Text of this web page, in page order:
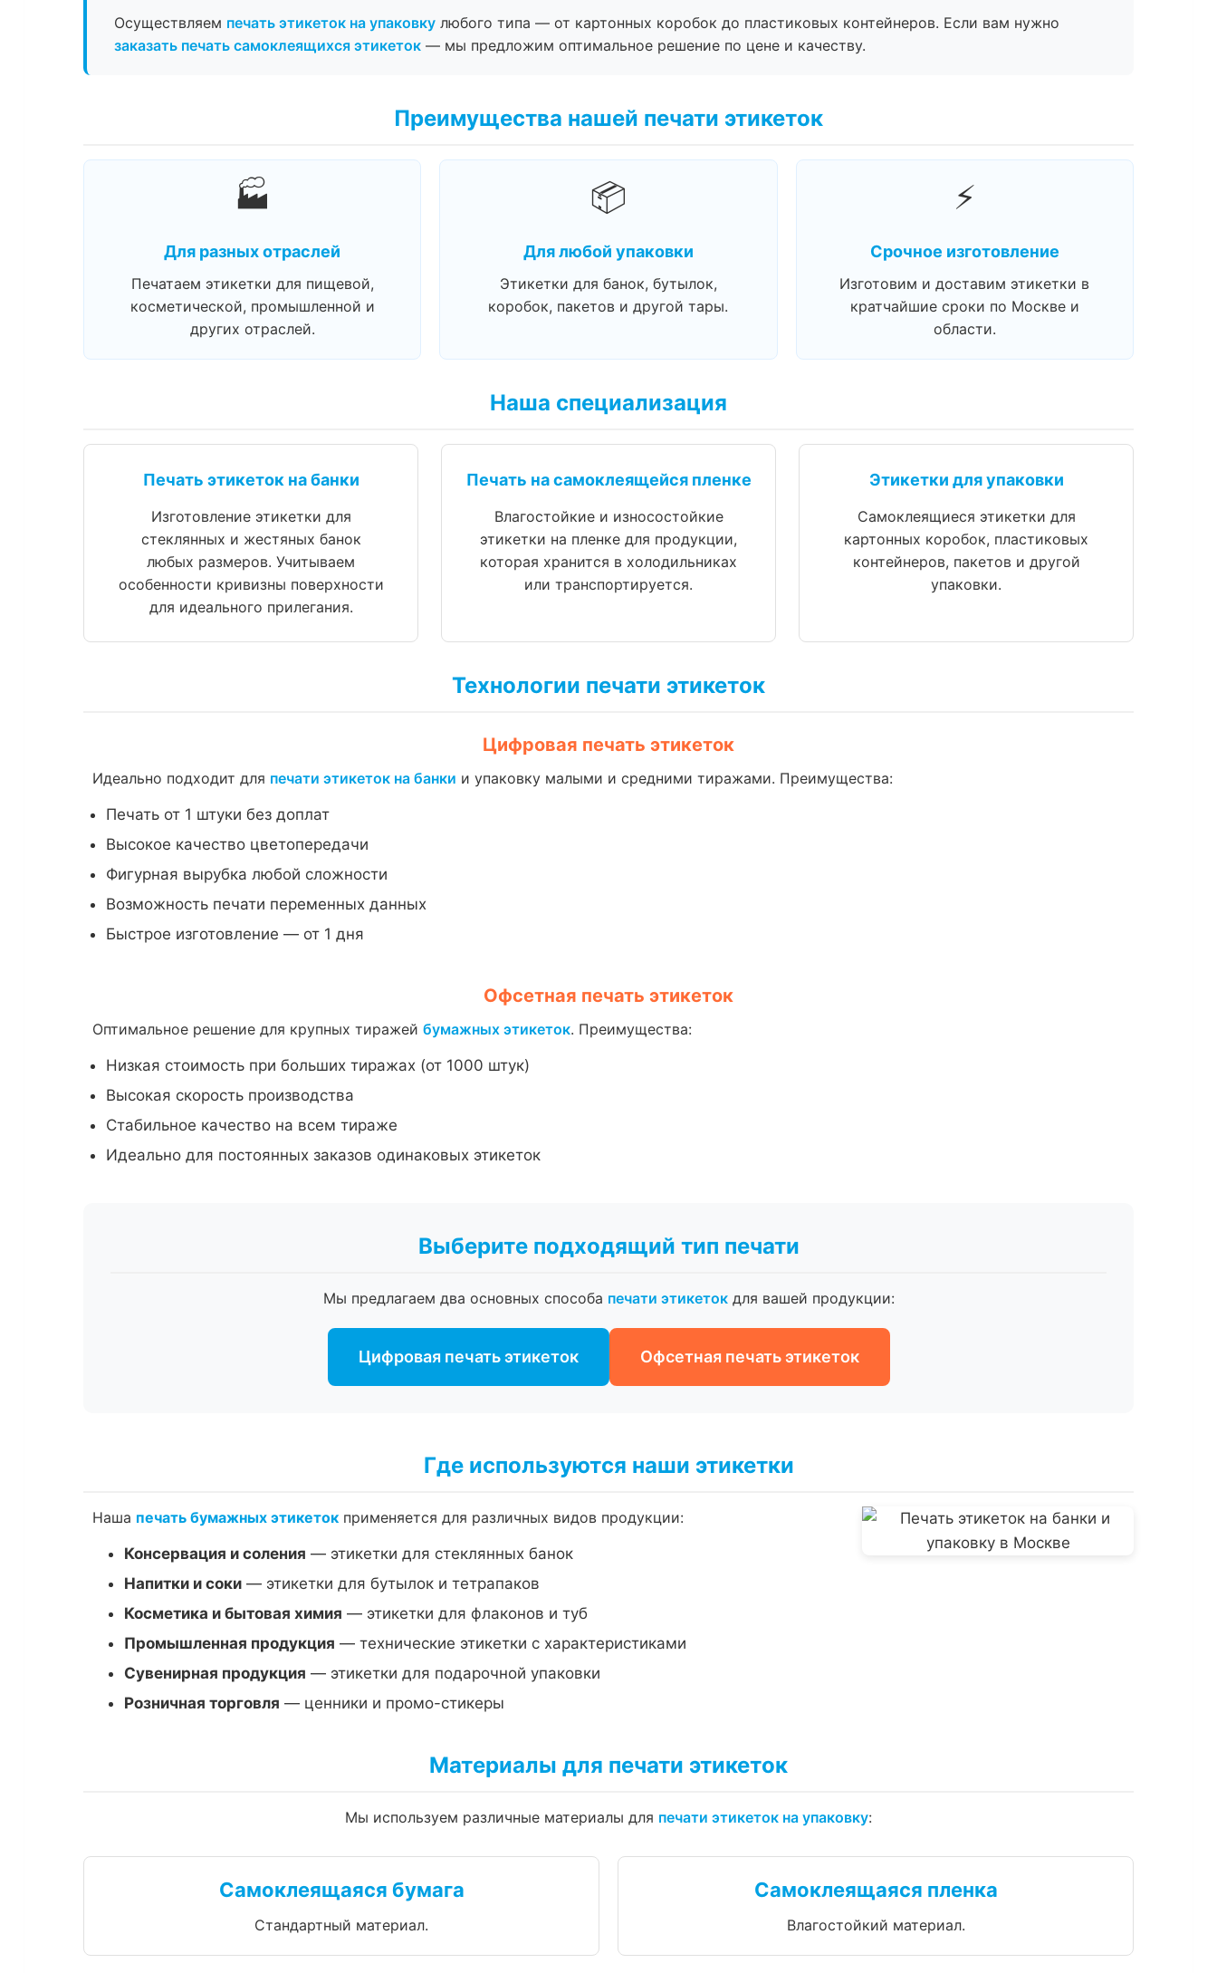
Осуществляем печать этикеток на упаковку любого типа — от картонных коробок до пластиковых контейнеров. Если вам нужно
заказать печать самоклеящихся этикеток — мы предложим оптимальное решение по цене и качеству.
Преимущества нашей печати этикеток
🏭
Для разных отраслей
Печатаем этикетки для пищевой,
косметической, промышленной и
других отраслей.
📦
Для любой упаковки
Этикетки для банок, бутылок,
коробок, пакетов и другой тары.
⚡
Срочное изготовление
Изготовим и доставим этикетки в
кратчайшие сроки по Москве и
области.
Наша специализация
Печать этикеток на банки
Изготовление этикетки для
стеклянных и жестяных банок
любых размеров. Учитываем
особенности кривизны поверхности
для идеального прилегания.
Печать на самоклеящейся пленке
Влагостойкие и износостойкие
этикетки на пленке для продукции,
которая хранится в холодильниках
или транспортируется.
Этикетки для упаковки
Самоклеящиеся этикетки для
картонных коробок, пластиковых
контейнеров, пакетов и другой
упаковки.
Технологии печати этикеток
Цифровая печать этикеток
Идеально подходит для печати этикеток на банки и упаковку малыми и средними тиражами. Преимущества:
Печать от 1 штуки без доплат
Высокое качество цветопередачи
Фигурная вырубка любой сложности
Возможность печати переменных данных
Быстрое изготовление — от 1 дня
Офсетная печать этикеток
Оптимальное решение для крупных тиражей бумажных этикеток. Преимущества:
Низкая стоимость при больших тиражах (от 1000 штук)
Высокая скорость производства
Стабильное качество на всем тираже
Идеально для постоянных заказов одинаковых этикеток
Выберите подходящий тип печати
Мы предлагаем два основных способа печати этикетокдля вашей продукции:
Цифровая печать этикеток Офсетная печать этикеток
Где используются наши этикетки
Наша печать бумажных этикеток применяется для различных видов продукции:
Консервация и соления — этикетки для стеклянных банок
Напитки и соки — этикетки для бутылок и тетрапаков
Косметика и бытовая химия — этикетки для флаконов и туб
Промышленная продукция — технические этикетки с характеристиками
Сувенирная продукция — этикетки для подарочной упаковки
Розничная торговля — ценники и промо-стикеры
Материалы для печати этикеток
Мы используем различные материалы для печати этикеток на упаковку:
Самоклеящаяся бумага
Стандартный материал.
Самоклеящаяся пленка
Влагостойкий материал.